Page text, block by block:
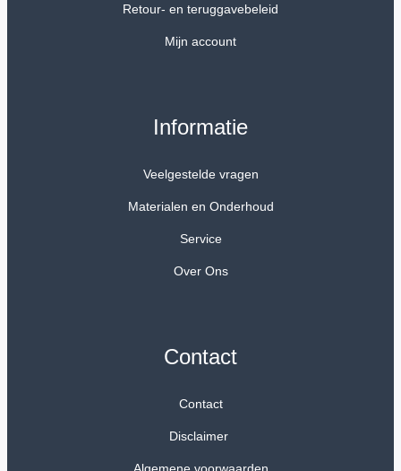
Retour- en teruggavebeleid
Mijn account
Informatie
Veelgestelde vragen
Materialen en Onderhoud
Service
Over Ons
Contact
Contact
Disclaimer